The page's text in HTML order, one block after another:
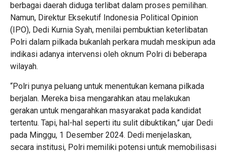
berbagai daerah diduga terlibat dalam proses pemilihan.
Namun, Direktur Eksekutif Indonesia Political Opinion
(IPO), Dedi Kurnia Syah, menilai pembuktian keterlibatan
Polri dalam pilkada bukanlah perkara mudah meskipun ada
indikasi adanya intervensi oleh oknum Polri di beberapa
wilayah.
“Polri punya peluang untuk menentukan kemana pilkada
berjalan. Mereka bisa mengarahkan atau melakukan
gerakan untuk mengarahkan masyarakat pada kandidat
tertentu. Tapi, hal-hal seperti itu sulit dibuktikan,” ujar Dedi
pada Minggu, 1 Desember 2024. Dedi menjelaskan,
secara institusi, Polri memiliki potensi untuk memobilisasi